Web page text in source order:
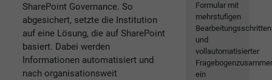
SharePoint Governance. So
abgesichert, setzte die Institution
auf eine Lösung, die auf SharePoint
basiert. Dabei werden
Informationen automatisiert und
nach organisationsweit
Formular mit
mehrstufigen
Bearbeitungsschritten
und
vollautomatisierter
ein